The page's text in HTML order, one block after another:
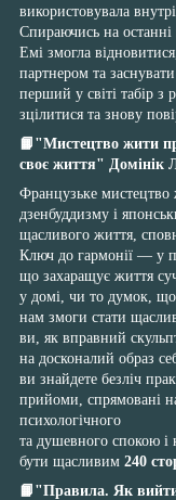
використовувала
Спираючись на останні
Емі змогла
партнером та заснувати
перший у світі табір з
зцілитися та знову
📙 "Мистецтво жити
своє життя" Домінік
Французьке
дзенбуддизму і
щасливого життя,
Ключ до гармонії — у
що захаращує життя
у домі, чи то думок,
нам змоги стати
ви, як вправний
на досконалий образ
ви знайдете безліч
прийоми, спрямовані
психологічного
та душевного спокою і
бути щасливим 240
📙"Правила. Як вийти